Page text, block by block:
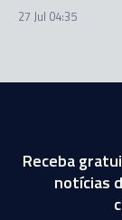
27 Jul 04:35
Receba
notícias